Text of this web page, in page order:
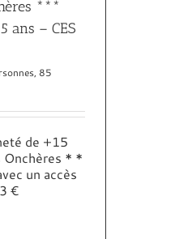
***
ans – CES
, 85
de +15
Onchères * *
un accès
€